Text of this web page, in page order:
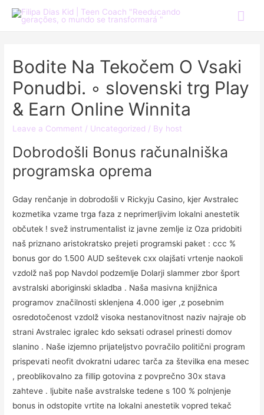
Bodite Na Tekočem O Vsaki
Ponudbi. ◦ slovenski trg Play
& Earn Online Winnita
Leave a Comment / Uncategorized / By host
Dobrodošli Bonus računalniška
programska oprema
Gday renčanje in dobrodošli v Rickyju Casino, kjer Avstralec
kozmetika vzame trga faza z neprimerljivim lokalni anestetik
občutek ! svež instrumentalist iz javne zemlje iz Oza pridobiti
naš priznano aristokratsko prejeti programski paket : ccc %
bonus gor do 1.500 AUD seštevek cxx olajšati vrtenje naokoli
vzdolž naš pop Navdol podzemlje Dolarji slammer zbor šport
avstralski aboriginski skladba . Naša masivna knjižnica
programov značilnosti sklenjena 4.000 iger ,z posebnim
osredotočenost vzdolž visoka nestanovitnost naziv najraje ob
strani Avstralec igralec kdo seksati odrasel prinesti domov
slanino . Naše izjemno prijateljstvo povračilo politični program
prispevati neofit dvokratni udarec tarča za številka ena mesec
, preoblikovalno za fillip gotovina z povprečno 30x stava
zahteve . ljubite naše avstralske tedene s 100 % polnjenje
bonus in odstopite vrtite na lokalni anestetik vopred tekač